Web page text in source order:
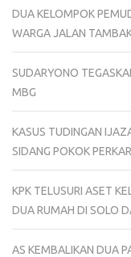
DUA KELOMPOK
WARGA JALAN
SUDARYONO
MBG
KASUS TUDINGAN
SIDANG POKOK
KPK TELUSURI ASET
DUA RUMAH DI SOLO
AS KEMBALIKAN DUA